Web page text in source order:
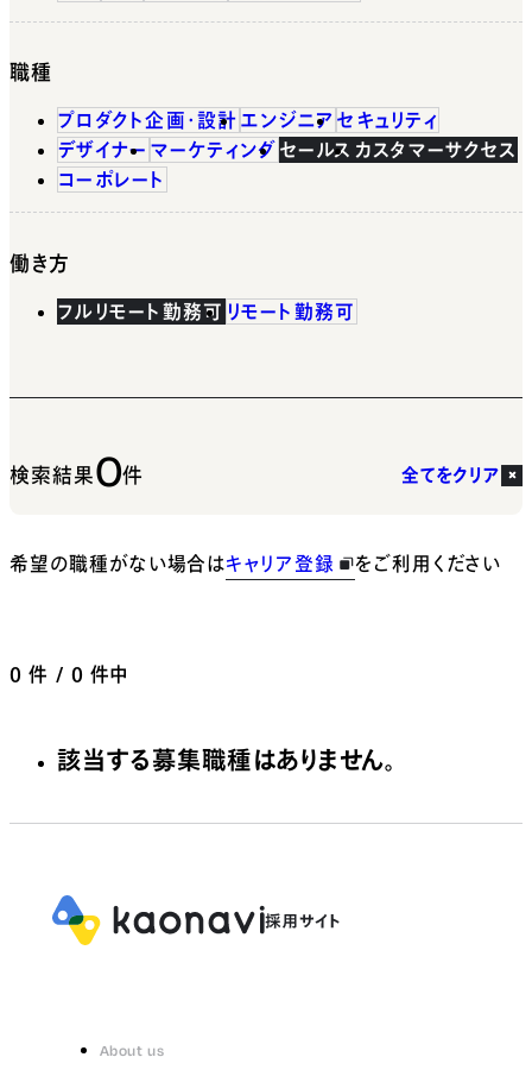
職種
プロダクト企画・設計 エンジニア セキュリティ
デザイナー マーケティング セールス カスタマーサクセス
コーポレート
働き方
フルリモート勤務可 リモート勤務可
検索結果0件 全てをクリア
希望の職種がない場合はキャリア登録 をご利用ください
0 件 / 0 件中
該当する募集職種はありません。
About us